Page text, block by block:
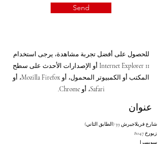
Send
للحصول على أفضل تجربة مشاهدة، يرجى استخدام
Internet Explorer 11 أو الإصدارات الأحدث على سطح
المكتب أو الكمبيوتر المحمول، أو Mozilla Firefox، أو
Safari، أو Chrome.
عنوان
شارع فريلاجيرش 39 (الطابق الثاني)
8047 زيورخ
سويسرا